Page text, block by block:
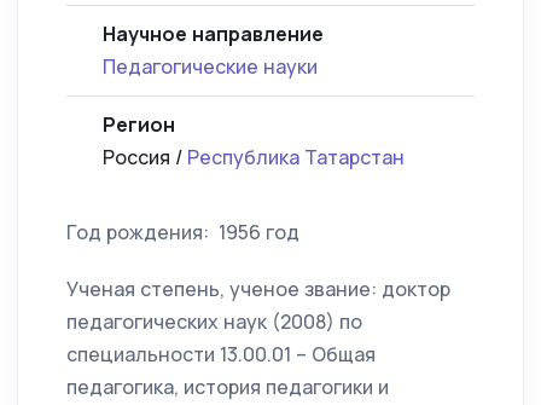
Научное направление
Педагогические науки
Регион
Россия / Республика Татарстан
Год рождения: 1956 год
Ученая степень, ученое звание: доктор
педагогических наук (2008) по
специальности 13.00.01 – Общая
педагогика, история педагогики и